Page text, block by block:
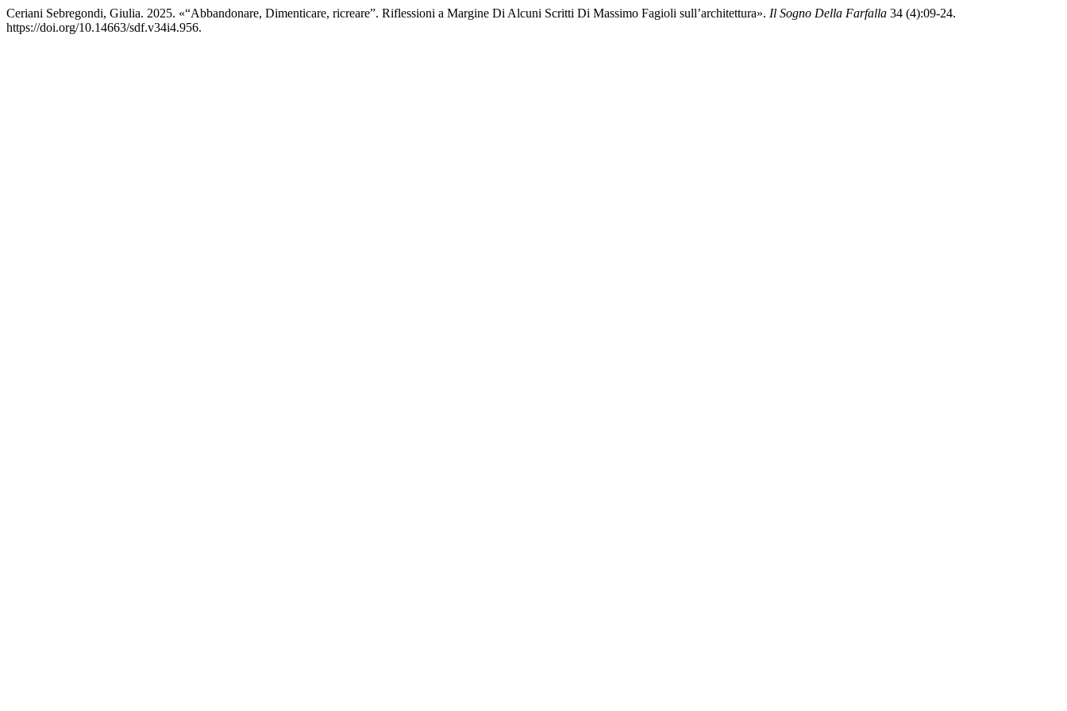
Ceriani Sebregondi, Giulia. 2025. «“Abbandonare, Dimenticare, ricreare”. Riflessioni a Margine Di Alcuni Scritti Di Massimo Fagioli sull’architettura». Il Sogno Della Farfalla 34 (4):09-24.
https://doi.org/10.14663/sdf.v34i4.956.